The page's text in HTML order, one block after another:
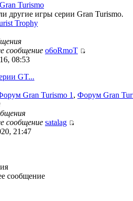
Turismo
другие игры серии Gran Turismo.
Trophy
сообщение o6oRmoT
08:53
GT...
Gran Turismo 1 , Форум Gran
сообщение satalag
21:47
сообщение